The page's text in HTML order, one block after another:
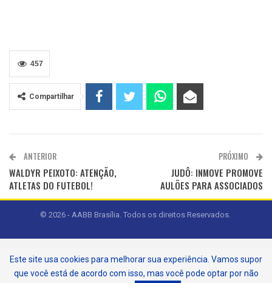
457
Compartilhar
ANTERIOR
WALDYR PEIXOTO: ATENÇÃO,
ATLETAS DO FUTEBOL!
PRÓXIMO
JUDÔ: INMOVE PROMOVE
AULÕES PARA ASSOCIADOS
© 2026 - AABB Brasília. Todos os direitos Reservados.
Este site usa cookies para melhorar sua experiência. Vamos supor
que você está de acordo com isso, mas você pode optar por não